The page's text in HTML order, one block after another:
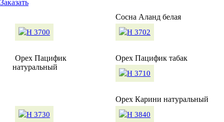
Заказать
Сосна Аланд белая
Орех Пацифик
натуральный
Орех Пацифик табак
Орех Карини натуральный